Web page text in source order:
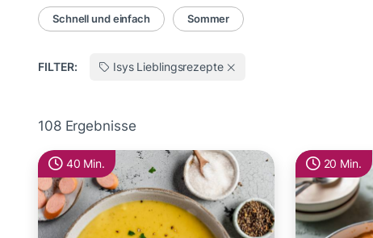
Schnell und einfach Sommer
FILTER: Isys Lieblingsrezepte
108 Ergebnisse
40 Min. 20 Min.